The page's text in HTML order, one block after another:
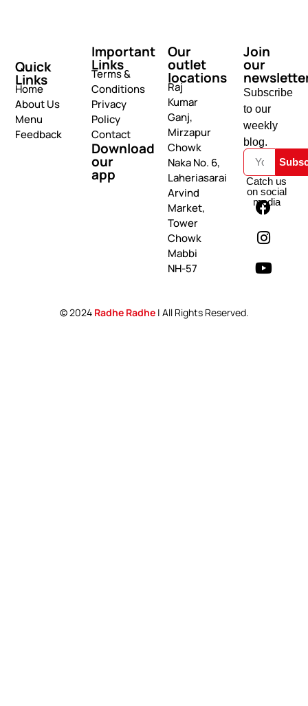
Quick
Links
Home
About Us
Menu
Feedback
Important
Links
Terms &
Conditions
Privacy
Policy
Contact
Download
our
app
Our
outlet
locations
Raj
Kumar
Ganj,
Mirzapur
Chowk
Naka No. 6,
Laheriasarai
Arvind
Market,
Tower
Chowk
Mabbi
NH-57
Join
our
Subscribe
to our
weekly
blog.
Catch us
on social
media
© 2024 Radhe Radhe | All Rights Reserved.